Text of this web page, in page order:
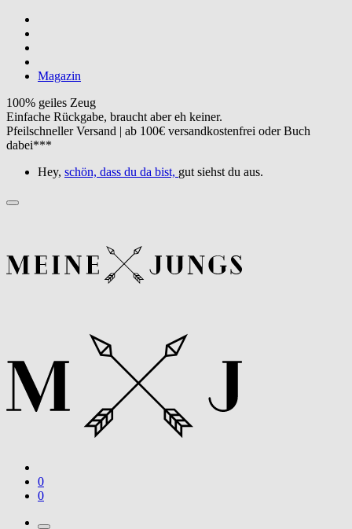
Magazin
100% geiles Zeug
Einfache Rückgabe, braucht aber eh keiner.
Pfeilschneller Versand | ab 100€ versandkostenfrei oder Buch
dabei***
Hey, schön, dass du da bist, gut siehst du aus.
0
0